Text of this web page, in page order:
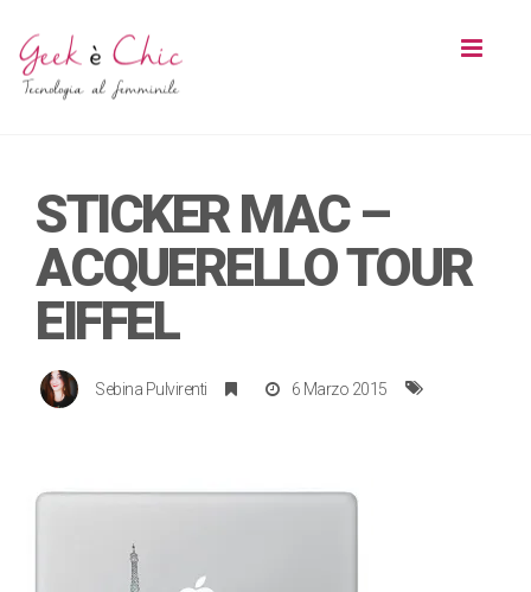
STICKER MAC –
ACQUERELLO TOUR
EIFFEL
Sebina Pulvirenti 6 Marzo 2015